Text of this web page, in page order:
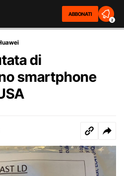
ABBONATI
2
di
smartphone